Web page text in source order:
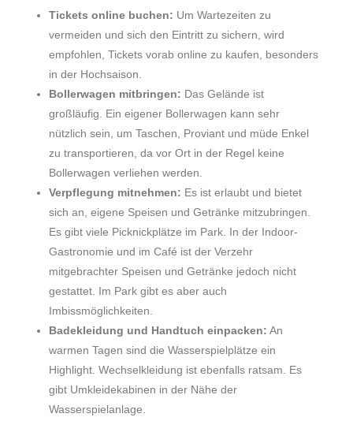
Tickets online buchen: Um Wartezeiten zu
vermeiden und sich den Eintritt zu sichern, wird
empfohlen, Tickets vorab online zu kaufen, besonders
in der Hochsaison.
Bollerwagen mitbringen: Das Gelände ist
großläufig. Ein eigener Bollerwagen kann sehr
nützlich sein, um Taschen, Proviant und müde Enkel
zu transportieren, da vor Ort in der Regel keine
Bollerwagen verliehen werden.
Verpflegung mitnehmen: Es ist erlaubt und bietet
sich an, eigene Speisen und Getränke mitzubringen.
Es gibt viele Picknickplätze im Park. In der Indoor-
Gastronomie und im Café ist der Verzehr
mitgebrachter Speisen und Getränke jedoch nicht
gestattet. Im Park gibt es aber auch
Imbissmöglichkeiten.
Badekleidung und Handtuch einpacken: An
warmen Tagen sind die Wasserspielplätze ein
Highlight. Wechselkleidung ist ebenfalls ratsam. Es
gibt Umkleidekabinen in der Nähe der
Wasserspielanlage.